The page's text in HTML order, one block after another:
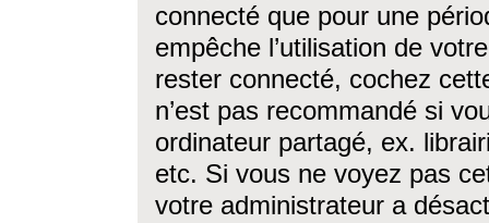
connecté que pour une
empêche l’utilisation de
rester connecté, cochez
n’est pas recommandé si
ordinateur partagé, ex.
etc. Si vous ne voyez pas
votre administrateur a